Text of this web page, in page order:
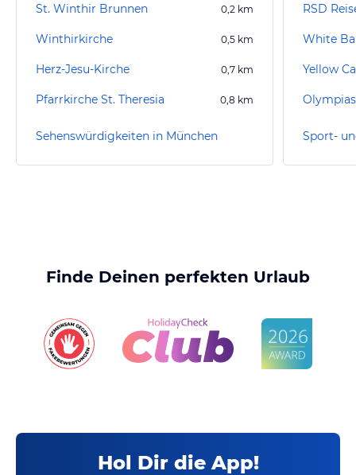
St. Winthir Brunnen 0,2 km
Winthirkirche 0,5 km
Herz-Jesu-Kirche 0,7 km
Pfarrkirche St. Theresia 0,8 km
Sehenswürdigkeiten in München
RSD
White
Finde Deinen perfekten Urlaub
Hol Dir die App!